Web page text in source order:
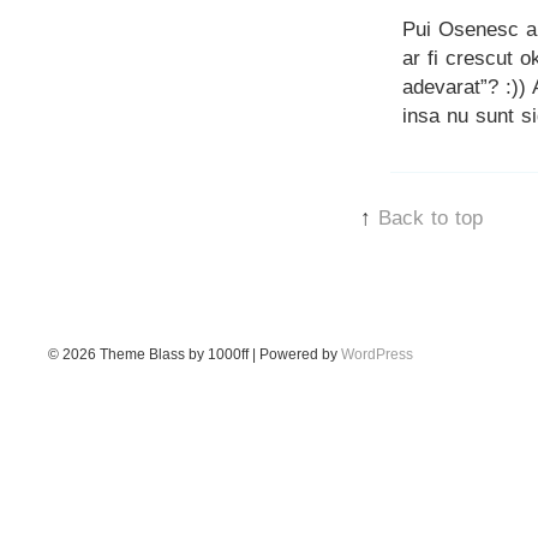
Pui Osenesc
ar fi crescut
adevarat”? :))
insa nu sunt
↑ Back to top
© 2026 Theme Blass by 1000ff | Powered by WordPress